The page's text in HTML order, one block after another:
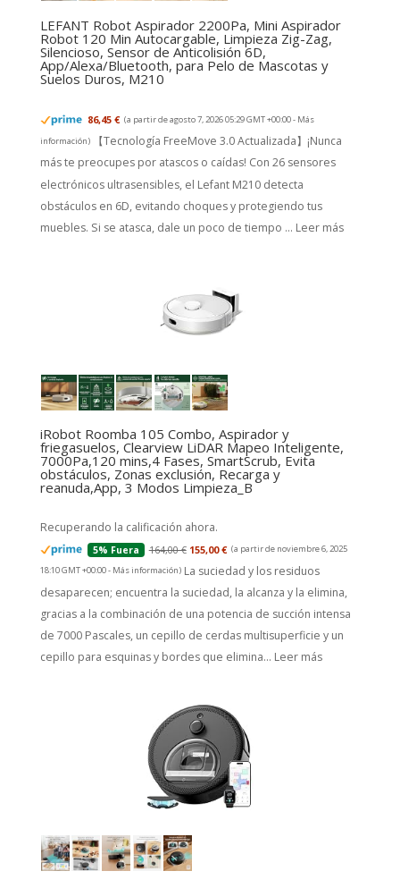
LEFANT Robot Aspirador 2200Pa, Mini Aspirador
Robot 120 Min Autocargable, Limpieza Zig-Zag,
Silencioso, Sensor de Anticolisión 6D,
App/Alexa/Bluetooth, para Pelo de Mascotas y
Suelos Duros, M210
86,45 € (a partir de agosto 7, 2026 05:29 GMT +00:00 - Más
información)
【Tecnología FreeMove 3.0 Actualizada】¡Nunca
más te preocupes por atascos o caídas! Con 26 sensores
electrónicos ultrasensibles, el Lefant M210 detecta
obstáculos en 6D, evitando choques y protegiendo tus
muebles. Si se atasca, dale un poco de tiempo ... Leer más
iRobot Roomba 105 Combo, Aspirador y
friegasuelos, Clearview LiDAR Mapeo Inteligente,
7000Pa,120 mins,4 Fases, SmartScrub, Evita
obstáculos, Zonas exclusión, Recarga y
reanuda,App, 3 Modos Limpieza_B
5% Fuera 164,00 € 155,00 €
18:10 GMT +00:00 -Más información) La suciedad y los residuos
desaparecen; encuentra la suciedad, la alcanza y la elimina,
gracias a la combinación de una potencia de succión intensa
de 7000 Pascales, un cepillo de cerdas multisuperficie y un
cepillo para esquinas y bordes que elimina...Leer más
LEFANT M330 Robot Aspirador y Fregasuelos con